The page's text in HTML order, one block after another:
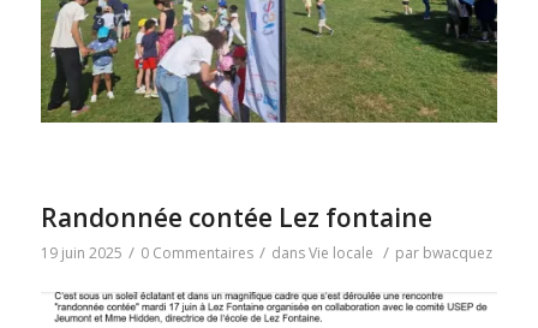
Randonnée contée Lez fontaine
19 juin 2025 / 0 Commentaires / dansVie locale / par bwacquez